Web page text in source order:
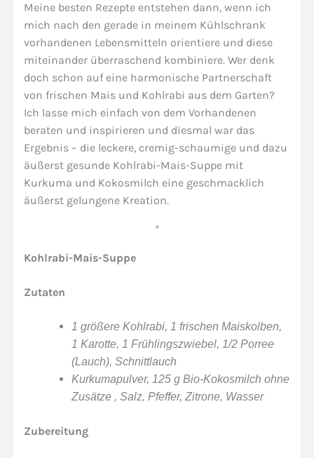
Meine besten Rezepte entstehen dann, wenn ich
mich nach den gerade in meinem Kühlschrank
vorhandenen Lebensmitteln orientiere und diese
miteinander überraschend kombiniere. Wer denk
doch schon auf eine harmonische Partnerschaft
von frischen Mais und Kohlrabi aus dem Garten?
Ich lasse mich einfach von dem Vorhandenen
beraten und inspirieren und diesmal war das
Ergebnis – die leckere, cremig-schaumige und dazu
äußerst gesunde Kohlrabi-Mais-Suppe mit
Kurkuma und Kokosmilch eine geschmacklich
äußerst gelungene Kreation.
*
Kohlrabi-Mais-Suppe
Zutaten
1 größere Kohlrabi, 1 frischen Maiskolben,
1 Karotte, 1 Frühlingszwiebel, 1/2 Porree
(Lauch), Schnittlauch
Kurkumapulver, 125 g Bio-Kokosmilch ohne
Zusätze , Salz, Pfeffer, Zitrone, Wasser
Zubereitung